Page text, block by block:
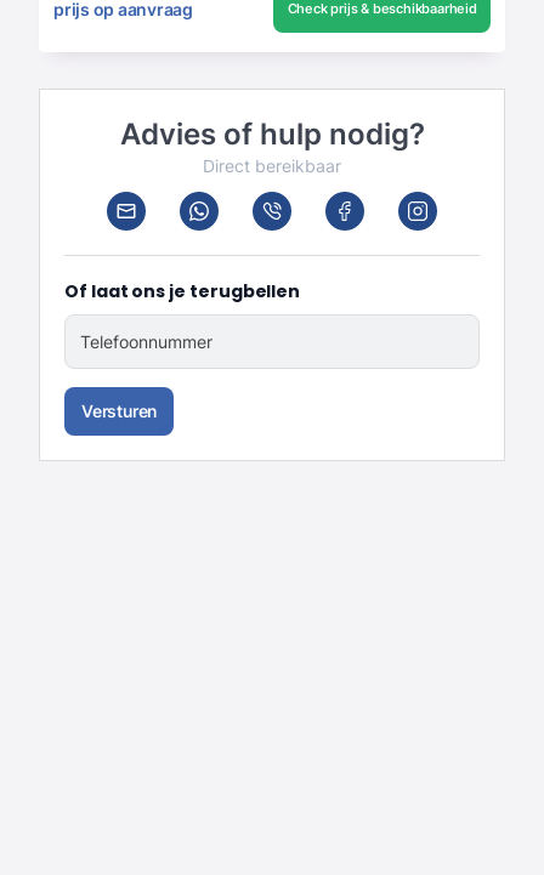
prijs op aanvraag Check prijs & beschikbaarheid
Advies of hulp nodig?
Direct bereikbaar
Of laat ons je terugbellen
Telefoonnummer
Versturen